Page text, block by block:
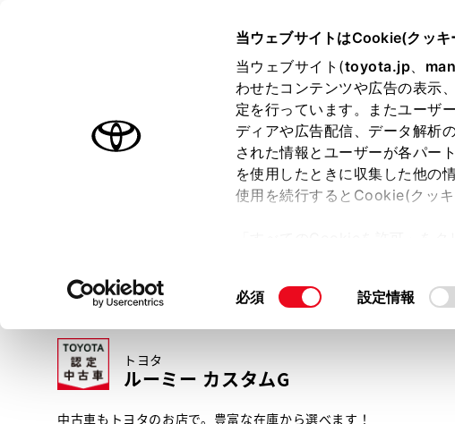
当ウェブサイトはCookie(クッキ
当ウェブサイト(toyota.jp、
わせたコンテンツや広告の表示
定を行っています。またユーザ
ディアや広告配信、データ解析
された情報とユーザーが各パー
を使用したときに収集した他の
使用を続行するとCookie(クッ
て」をご覧ください。
同
択
必須 設定情報
オーナーサポート トピックス
トヨタ認定中古車
トヨタ認定中古車の魅力 3つの買い方 オンライ
トヨタ
ルーミー カスタムG
中古車もトヨタのお店で。豊富な在庫から選べます！